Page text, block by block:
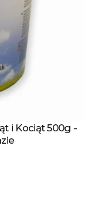
i Kociąt 500g -